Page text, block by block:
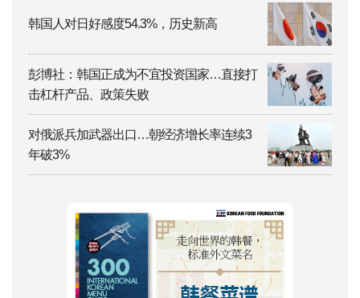
韩国人对日好感度54.3%，历史新高
彭博社：韩国正成为不宜投资国家…直接打
击杠杆产品、政策失败
对俄派兵加武器出口…朝经济增长率连续3
年破3%